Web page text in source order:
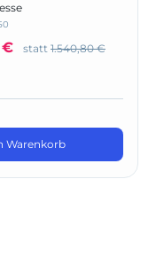
€ statt 1.540,80 €
Warenkorb